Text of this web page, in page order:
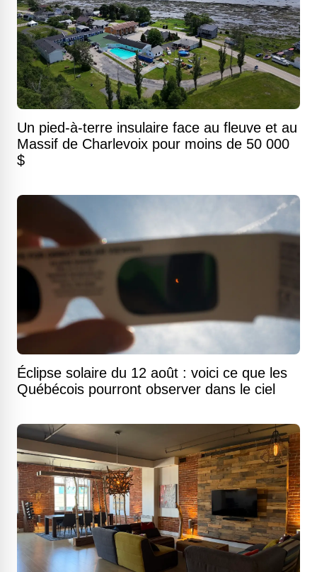
Un pied-à-terre insulaire face au fleuve et au
Massif de Charlevoix pour moins de 50 000
$
Éclipse solaire du 12 août : voici ce que les
Québécois pourront observer dans le ciel